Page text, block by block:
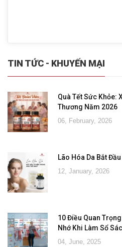
TIN TỨC - KHUYẾN MẠI
Quà Tết Sức Khỏe:
Thương Năm 2026
06, February, 2026
Lão Hóa Da Bắt
12, January, 2026
10 Điều Quan
Nhớ Khi Làm Sổ
04, June, 2025